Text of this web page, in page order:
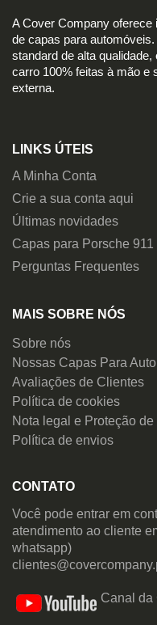
A Cover Company
de capas para
standard de alta
carro 100% feitas à mão e
externa.
LINKS ÚTEIS
A Minha Conta
Crie a sua conta aqui
Últimas novidades
Capas para Porsche 911
Perguntas Frequentes
MAIS SOBRE NÓS
Sobre nós
Nossas Capas Para
Avaliações de Clientes
Política de cookies
Nota legal e Proteção
Política de envios
CONTATO
Você pode entrar em
atendimento ao cliente
whatsapp)
Canal da